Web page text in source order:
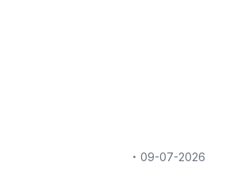
09-07-2026